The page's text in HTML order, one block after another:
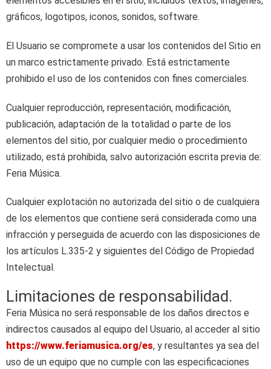
gráficos, logotipos, iconos, sonidos, software.
El Usuario se compromete a usar los contenidos del Sitio en
un marco estrictamente privado. Está estrictamente
prohibido el uso de los contenidos con fines comerciales.
Cualquier reproducción, representación, modificación,
publicación, adaptación de la totalidad o parte de los
elementos del sitio, por cualquier medio o procedimiento
utilizado, está prohibida, salvo autorización escrita previa de:
Feria Música.
Cualquier explotación no autorizada del sitio o de cualquiera
de los elementos que contiene será considerada como una
infracción y perseguida de acuerdo con las disposiciones de
los artículos L.335-2 y siguientes del Código de Propiedad
Intelectual.
Limitaciones de responsabilidad.
Feria Música no será responsable de los daños directos e
indirectos causados al equipo del Usuario, al acceder al sitio
https://www.feriamusica.org/es, y resultantes ya sea del
uso de un equipo que no cumple con las especificaciones